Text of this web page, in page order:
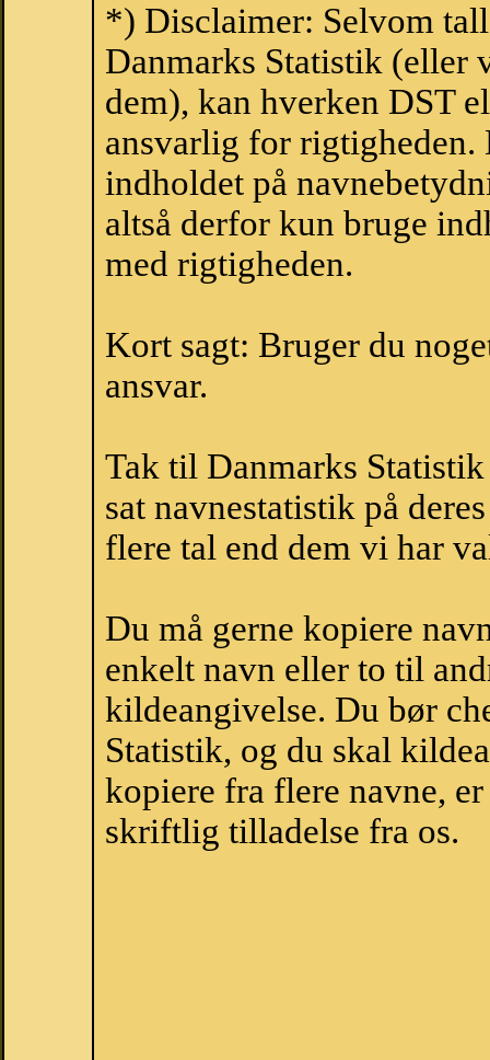
*) Disclaimer: Selvom
Danmarks Statistik (eller
dem), kan hverken DST
ansvarlig for
indholdet på
altså derfor kun bruge
med rigtigheden.
Kort sagt: Bruger du
ansvar.
Tak til Danmarks
sat navnestatistik på
flere tal end dem vi har
Du må gerne kopiere
enkelt navn eller to til
kildeangivelse. Du bør
Statistik, og du skal
kopiere fra flere navne,
skriftlig tilladelse fra os.